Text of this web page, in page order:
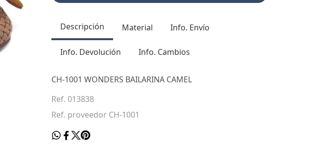
Descripción Material Info. Envío
Info. Devolución Info. Cambios
CH-1001 WONDERS BAILARINA CAMEL
Ref. 013838
Ref. proveedor CH-1001